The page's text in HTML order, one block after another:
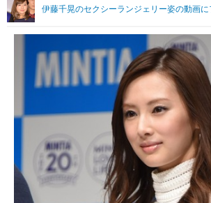
ショッピング
伊藤千晃のセクシーランジェリー姿の動画に